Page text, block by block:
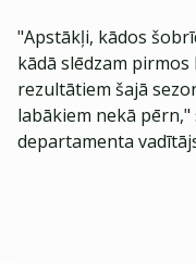
"Apstākļi, kādos
kādā slēdzam
rezultātiem šajā
labākiem nekā pērn,"
departamenta